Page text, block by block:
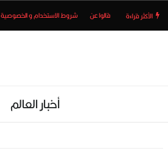
الأكثر قراءة قالوا عن شروط الاستخدام و الخصوصية
أخبار العالم